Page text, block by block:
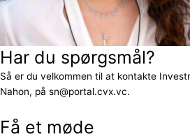
Har du spørgsmål?
Så er du velkommen til at kontakte
Nahon, på sn@portal.cvx.vc.
Få et møde